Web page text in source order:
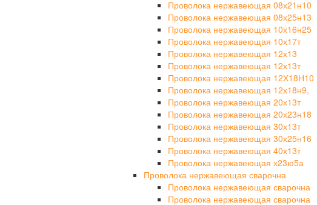
Проволока нержавеющая 08х21н10
Проволока нержавеющая 08х25н13
Проволока нержавеющая 10х16н25
Проволока нержавеющая 10х17т
Проволока нержавеющая 12х13
Проволока нержавеющая 12х13т
Проволока нержавеющая 12Х18Н10
Проволока нержавеющая 12х18н9,
Проволока нержавеющая 20х13т
Проволока нержавеющая 20х23н18
Проволока нержавеющая 30х13т
Проволока нержавеющая 30х25н16
Проволока нержавеющая 40х13т
Проволока нержавеющая х23ю5а
Проволока нержавеющая сварочна
Проволока нержавеющая сварочна
Проволока нержавеющая сварочна